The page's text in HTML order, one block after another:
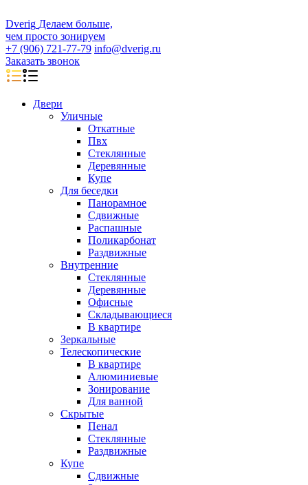
Dverig Делаем больше,
чем просто зонируем
+7 (906) 721-77-79 info@dverig.ru
Заказать звонок
Двери
Уличные
Откатные
Пвх
Стеклянные
Деревянные
Купе
Для беседки
Панорамное
Сдвижные
Распашные
Поликарбонат
Раздвижные
Внутренние
Стеклянные
Деревянные
Офисные
Складывающиеся
В квартире
Зеркальные
Телескопические
В квартире
Алюминиевые
Зонирование
Для ванной
Скрытые
Пенал
Стеклянные
Раздвижные
Купе
Сдвижные